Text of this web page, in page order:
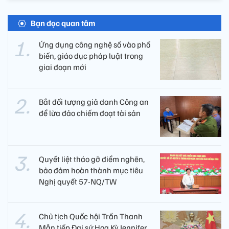
Bạn đọc quan tâm
Ứng dụng công nghệ số vào phổ
biến, giáo dục pháp luật trong
giai đoạn mới
Bắt đối tượng giả danh Công an
để lừa đảo chiếm đoạt tài sản
Quyết liệt tháo gỡ điểm nghẽn,
bảo đảm hoàn thành mục tiêu
Nghị quyết 57-NQ/TW
Chủ tịch Quốc hội Trần Thanh